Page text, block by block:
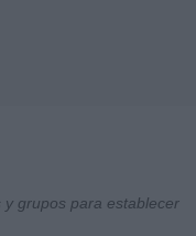
grupos para establecer